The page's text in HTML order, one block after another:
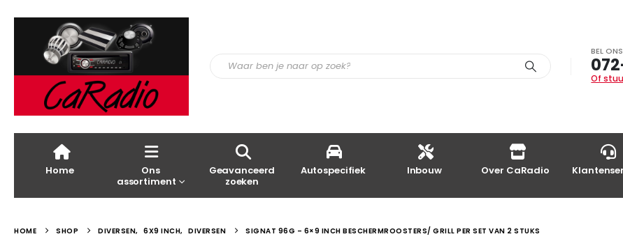
BEL ONS
Of
Home
Ons
assortiment
Geavanceerd
zoeken
Autospecifiek Inbouw Over CaRadio
HOME SHOP DIVERSEN, 6X9 INCH, DIVERSEN SIGNAT 96G – 6×9 INCH BESCHERMROOSTERS/ GRILL PER SET VAN 2 STUKS